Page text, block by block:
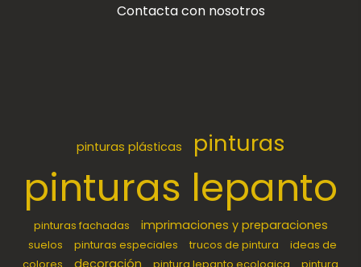
Contacta con nosotros
pinturas plásticas pinturas
pinturas lepanto
pinturas fachadas imprimaciones y preparaciones
suelos pinturas especiales trucos de pintura
ideas de
colores
decoración pintura lepanto ecologica pintura